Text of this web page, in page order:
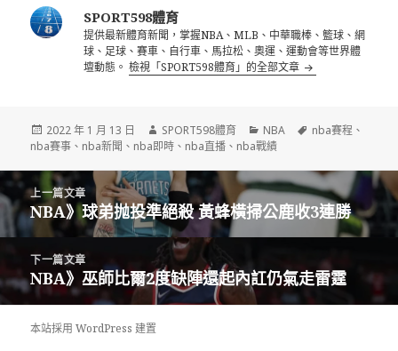
SPORT598體育
提供最新體育新聞，掌握NBA、MLB、中華職棒、籃球、網
球、足球、賽車、自行車、馬拉松、奧運、運動會等世界體
壇動態。檢視「SPORT598體育」的全部文章
發
佈
期:
2022 年 1 月 13 日
作
者
SPORT598體育
分
類
NBA
標
nba賽程 、
nba賽事 、 nba新聞 、 nba即時 、 nba直播 、 nba戰績
文
章
導
上一篇文章
上
一
篇
文
章:
NBA》球弟抛投準絕殺 黃蜂橫掃公鹿收3連勝
下一篇文章
下
一
篇
NBA》巫師比爾2度缺陣還起內訌仍氣走雷霆
本站採用 WordPress 建置